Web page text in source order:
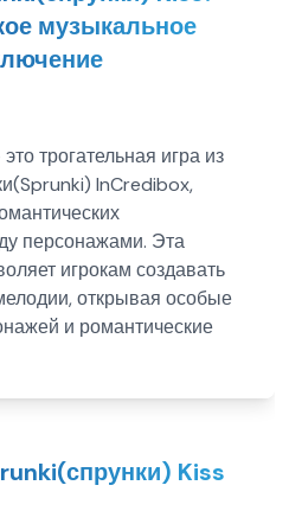
музыкальное
трогательная игра из
InCredibox,
персонажами. Эта
игрокам создавать
открывая особые
и романтические
Kiss